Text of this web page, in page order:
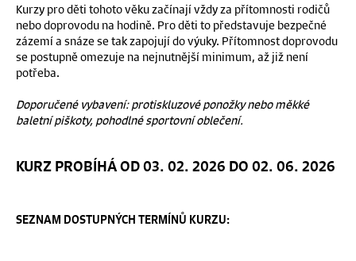
Kurzy pro děti tohoto věku začínají vždy za přítomnosti rodičů
nebo doprovodu na hodině. Pro děti to představuje bezpečné
zázemí a snáze se tak zapojují do výuky. Přítomnost doprovodu
se postupně omezuje na nejnutnější minimum, až již není
potřeba.
Doporučené vybavení: protiskluzové ponožky nebo měkké
baletní piškoty, pohodlné sportovní oblečení.
KURZ PROBÍHÁ OD 03. 02. 2026 DO 02. 06. 2026
SEZNAM DOSTUPNÝCH TERMÍNŮ KURZU: